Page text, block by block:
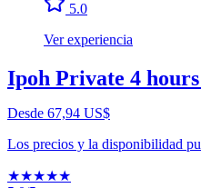
5.0
Ver experiencia
Ipoh Private 4
Desde 67,94 US$
Los precios y la disponibilidad
★★★★★